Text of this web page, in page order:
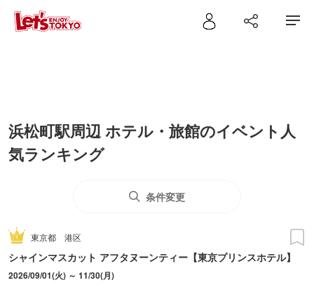
浜松町駅周辺 ホテル・旅館のイベント人
気ランキング
条件変更
東京都 港区
シャインマスカット アフタヌーンティー【東京プリンスホテル】
2026/09/01(火) ～ 11/30(月)